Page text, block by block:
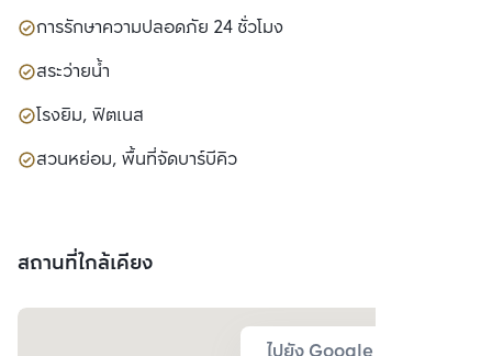
การรักษาความปลอดภัย 24 ชั่วโมง
สระว่ายน้ำ
โรงยิม, ฟิตเนส
สวนหย่อม, พื้นที่จัดบาร์บีคิว
สถานที่ใกล้เคียง